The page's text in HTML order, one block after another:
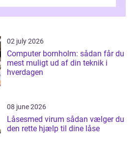
02 july 2026
Computer bornholm: sådan får du
mest muligt ud af din teknik i
hverdagen
08 june 2026
Låsesmed virum sådan vælger du
den rette hjælp til dine låse